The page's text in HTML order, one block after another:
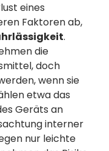
eines
Faktoren ab,
.
die
doch
wenn sie
etwa das
Geräts an
interner
nur leichte